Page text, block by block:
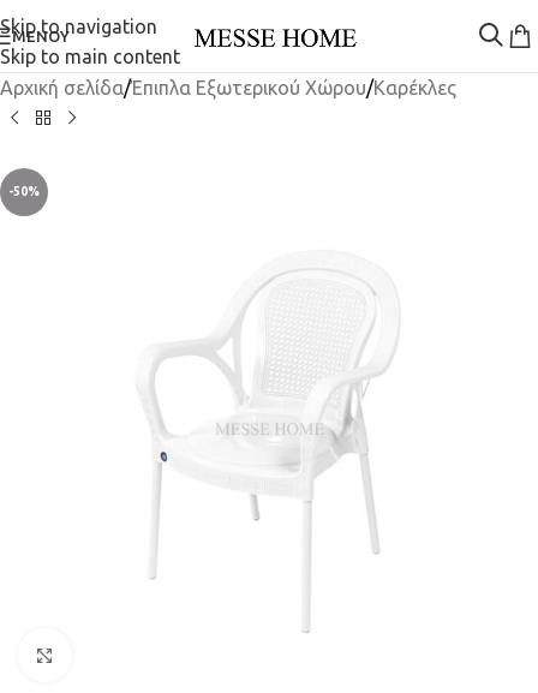
Skip to navigation
Skip to main content
ΜΕΝΟΎ
Αρχική σελίδα/Έπιπλα Εξωτερικού Χώρου/Καρέκλες
-50%